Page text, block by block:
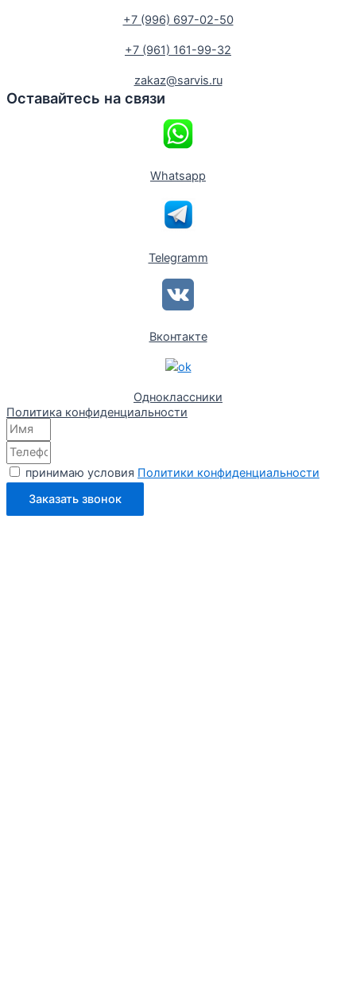
+7 (996) 697-02-50
+7 (961) 161-99-32
zakaz@sarvis.ru
Оставайтесь на связи
Whatsapp
Telegramm
Вконтакте
Одноклассники
Политика конфиденциальности
принимаю условия Политики конфиденциальности
Заказать звонок